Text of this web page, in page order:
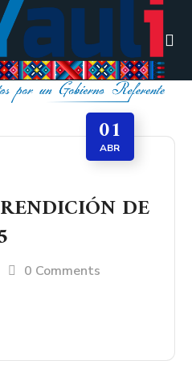
01
ABR
DE
0 Comments